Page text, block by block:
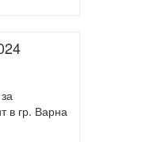
в гр. Варна